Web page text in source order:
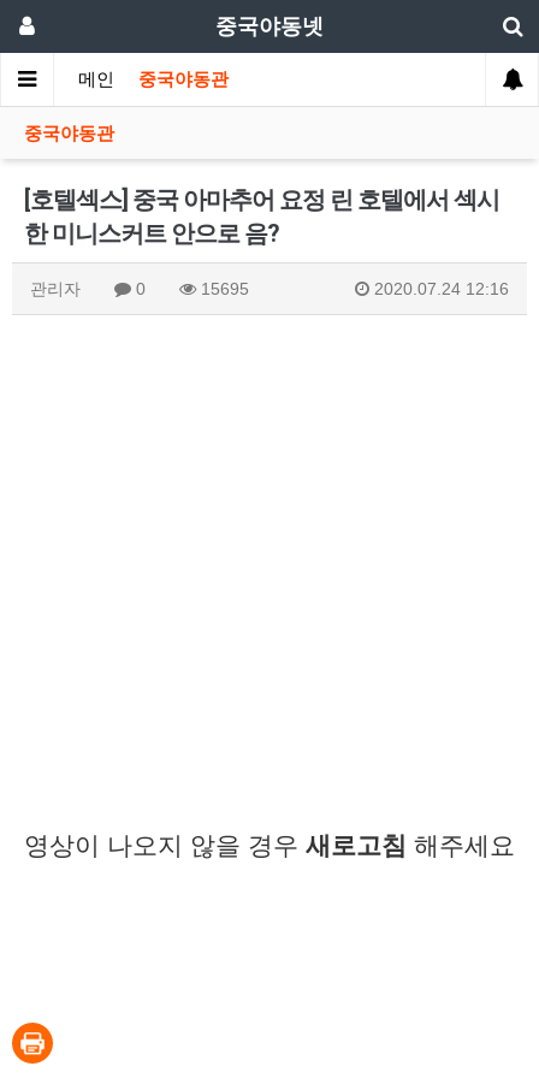
중국야동넷
메인 중국야동관
중국야동관
[호텔섹스] 중국 아마추어 요정 린 호텔에서 섹시
한 미니스커트 안으로 음?
관리자 0 15695 2020.07.24 12:16
영상이 나오지 않을 경우 새로고침 해주세요